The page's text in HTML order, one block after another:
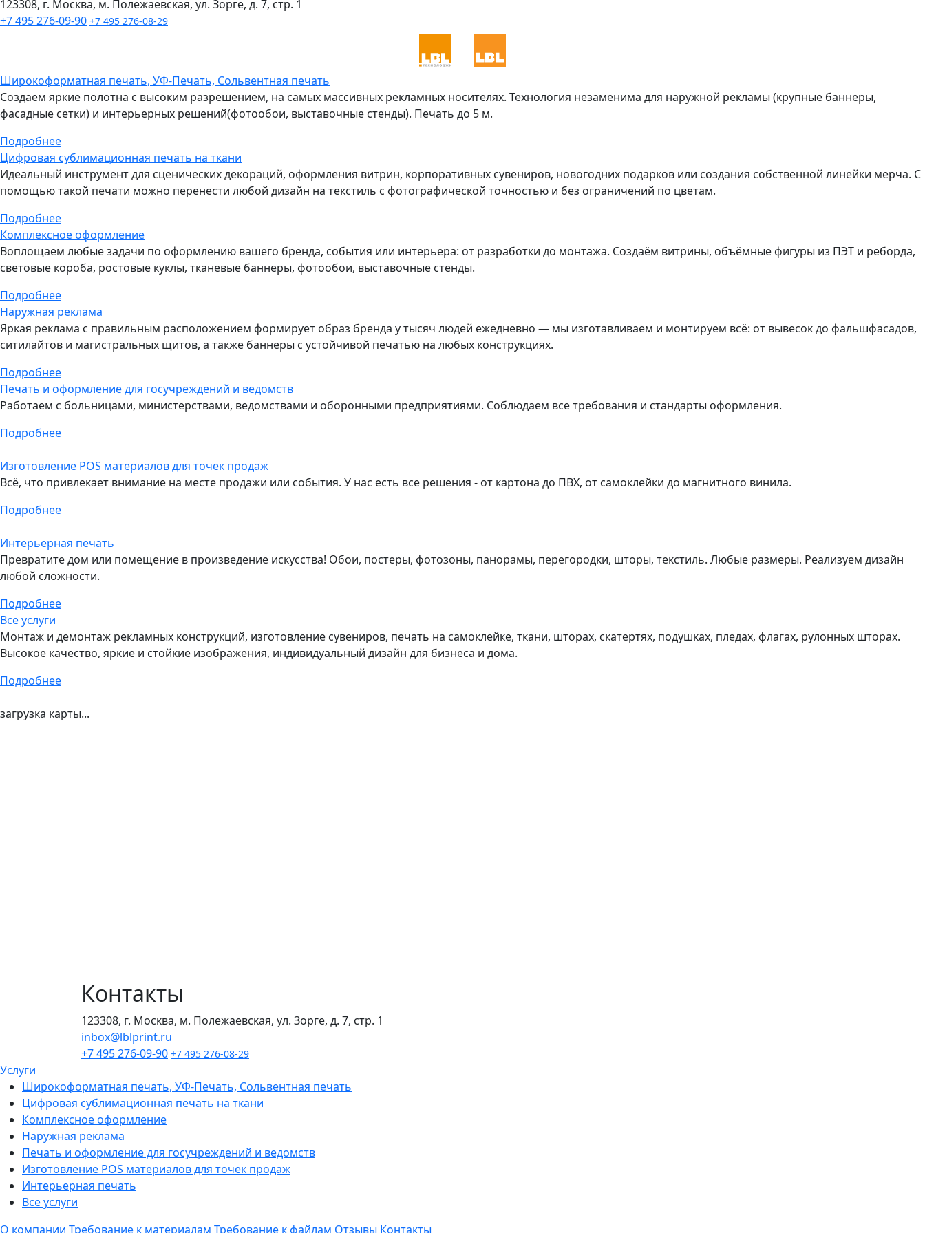
123308, г. Москва, м. Полежаевская, ул. Зорге, д. 7, стр. 1
+7 495 276-09-90 +7 495 276-08-29
Широкоформатная печать, УФ-Печать, Сольвентная печать
Создаем яркие полотна с высоким разрешением, на самых массивных рекламных носителях. Технология незаменима для наружной рекламы (крупные баннеры,
фасадные сетки) и интерьерных решений(фотообои, выставочные стенды). Печать до 5 м.
Подробнее
Цифровая сублимационная печать на ткани
Идеальный инструмент для сценических декораций, оформления витрин, корпоративных сувениров, новогодних подарков или создания собственной линейки мерча. С
помощью такой печати можно перенести любой дизайн на текстиль с фотографической точностью и без ограничений по цветам.
Подробнее
Комплексное оформление
Воплощаем любые задачи по оформлению вашего бренда, события или интерьера: от разработки до монтажа. Создаём витрины, объёмные фигуры из ПЭТ и реборда,
световые короба, ростовые куклы, тканевые баннеры, фотообои, выставочные стенды.
Подробнее
Наружная реклама
Яркая реклама с правильным расположением формирует образ бренда у тысяч людей ежедневно — мы изготавливаем и монтируем всё: от вывесок до фальшфасадов,
ситилайтов и магистральных щитов, а также баннеры с устойчивой печатью на любых конструкциях.
Подробнее
Печать и оформление для госучреждений и ведомств
Работаем с больницами, министерствами, ведомствами и оборонными предприятиями. Соблюдаем все требования и стандарты оформления.
Подробнее
Изготовление POS материалов для точек продаж
Всё, что привлекает внимание на месте продажи или события. У нас есть все решения - от картона до ПВХ, от самоклейки до магнитного винила.
Подробнее
Интерьерная печать
Превратите дом или помещение в произведение искусства! Обои, постеры, фотозоны, панорамы, перегородки, шторы, текстиль. Любые размеры. Реализуем дизайн
любой сложности.
Подробнее
Все услуги
Монтаж и демонтаж рекламных конструкций, изготовление сувениров, печать на самоклейке, ткани, шторах, скатертях, подушках, пледах, флагах, рулонных шторах.
Высокое качество, яркие и стойкие изображения, индивидуальный дизайн для бизнеса и дома.
Подробнее
загрузка карты...
Контакты
123308, г. Москва, м. Полежаевская, ул. Зорге, д. 7, стр. 1
inbox@lblprint.ru
+7 495 276-09-90 +7 495 276-08-29
Услуги
Широкоформатная печать, УФ-Печать, Сольвентная печать
Цифровая сублимационная печать на ткани
Комплексное оформление
Наружная реклама
Печать и оформление для госучреждений и ведомств
Изготовление POS материалов для точек продаж
Интерьерная печать
Все услуги
О компании Требование к материалам Требование к файлам Отзывы Контакты